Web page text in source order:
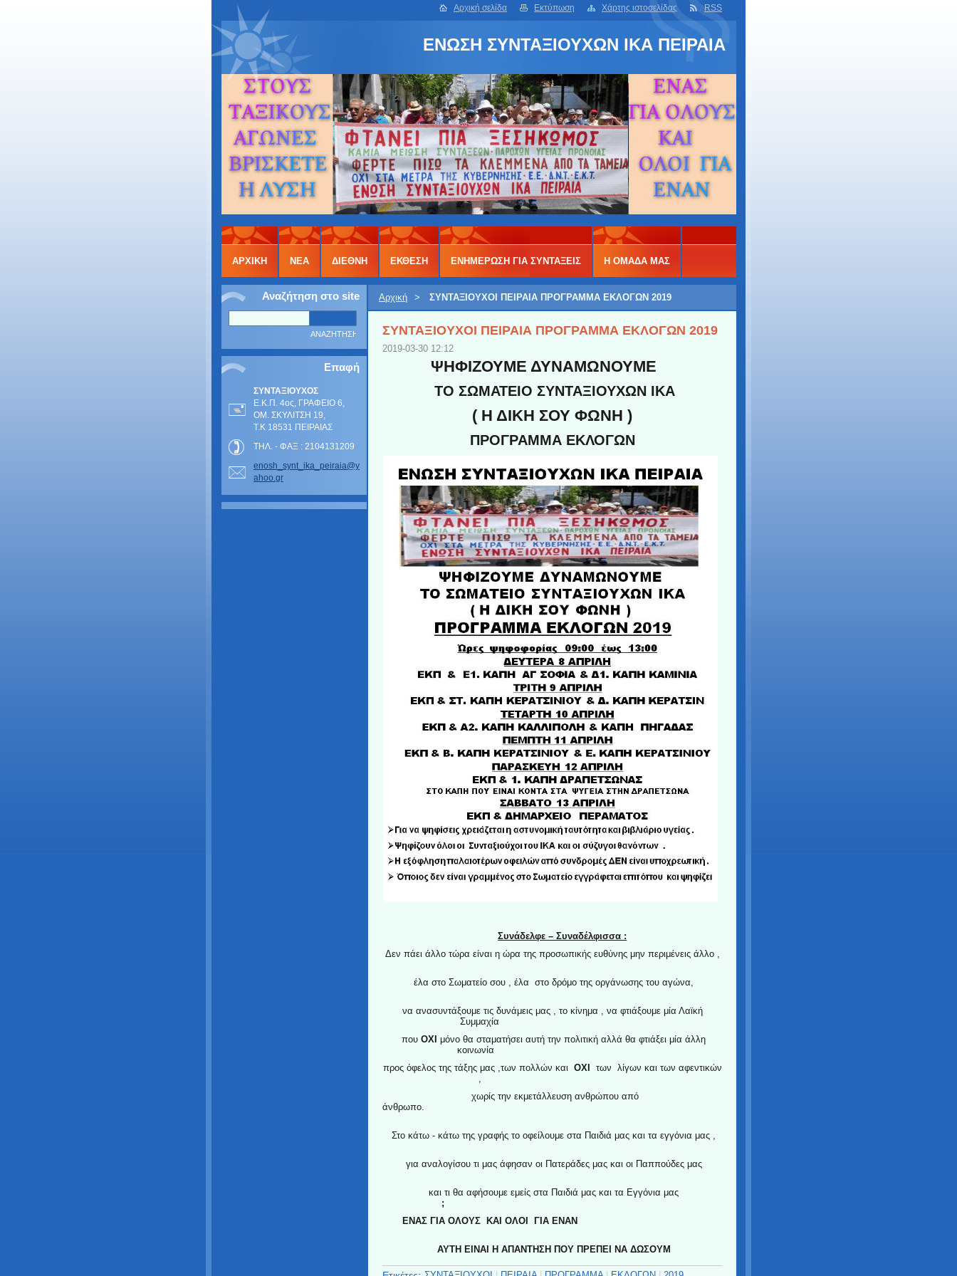
Αρχική σελίδα Εκτύπωση Χάρτης ιστοσελίδας RSS
ΕΝΩΣΗ ΣΥΝΤΑΞΙΟΥΧΩΝ ΙΚΑ ΠΕΙΡΑΙΑ
Αναζήτηση στο site
Επαφή
ΣΥΝΤΑΞΙΟΥΧΟΣ
Ε.Κ.Π. 4ος, ΓΡΑΦΕΙΟ 6,
ΟΜ. ΣΚΥΛΙΤΣΗ 19,
Τ.Κ 18531 ΠΕΙΡΑΙΑΣ
ΤΗΛ. - ΦΑΞ : 2104131209
enosh_synt_ika_peiraia@y
ahoo.gr
Αρχική > ΣΥΝΤΑΞΙΟΥΧΟΙ ΠΕΙΡΑΙΑ ΠΡΟΓΡΑΜΜΑ ΕΚΛΟΓΩΝ 2019
ΣΥΝΤΑΞΙΟΥΧΟΙ ΠΕΙΡΑΙΑ ΠΡΟΓΡΑΜΜΑ ΕΚΛΟΓΩΝ 2019
2019-03-30 12:12
ΨΗΦΙΖΟΥΜΕ ΔΥΝΑΜΩΝΟΥΜΕ
ΤΟ ΣΩΜΑΤΕΙΟ ΣΥΝΤΑΞΙΟΥΧΩΝ ΙΚΑ
( Η ΔΙΚΗ ΣΟΥ ΦΩΝΗ )
ΠΡΟΓΡΑΜΜΑ ΕΚΛΟΓΩΝ
Συνάδελφε – Συναδέλφισσα :
Δεν πάει άλλο τώρα είναι η ώρα της προσωπικής ευθύνης μην περιμένεις άλλο ,
έλα στο Σωματείο σου , έλα στο δρόμο της οργάνωσης του αγώνα,
να ανασυντάξουμε τις δυνάμεις μας , το κίνημα , να φτιάξουμε μία Λαϊκή
Συμμαχία
που ΟΧΙ μόνο θα σταματήσει αυτή την πολιτική αλλά θα φτιάξει μία άλλη
κοινωνία
προς όφελος της τάξης μας ,των πολλών και ΟΧΙ των λίγων και των αφεντικών
,
χωρίς την εκμετάλλευση ανθρώπου από
άνθρωπο.
Στο κάτω - κάτω της γραφής το οφείλουμε στα Παιδιά μας και τα εγγόνια μας ,
για αναλογίσου τι μας άφησαν οι Πατεράδες μας και οι Παππούδες μας
και τι θα αφήσουμε εμείς στα Παιδιά μας και τα Εγγόνια μας
;
ΕΝΑΣ ΓΙΑ ΟΛΟΥΣ ΚΑΙ ΟΛΟΙ ΓΙΑ ΕΝΑΝ
ΑΥΤΗ ΕΙΝΑΙ Η ΑΠΑΝΤΗΣΗ ΠΟΥ ΠΡΕΠΕΙ ΝΑ ΔΩΣΟΥΜ
ΑΡΧΙΚΉ ΝΕΑ ΔΙΕΘΝΗ ΕΚΘΕΣΗ ΕΝΗΜΕΡΩΣΗ ΓΙΑ ΣΥΝΤΑΞΕΙΣ Η ΟΜΑΔΑ ΜΑΣ